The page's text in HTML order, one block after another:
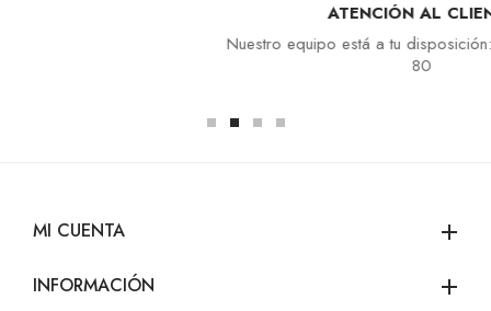
ATENCIÓN AL CLIENTE
Nuestro equipo está a tu disposición: +33 4 94 94 97
MI CUENTA add
INFORMACIÓN add